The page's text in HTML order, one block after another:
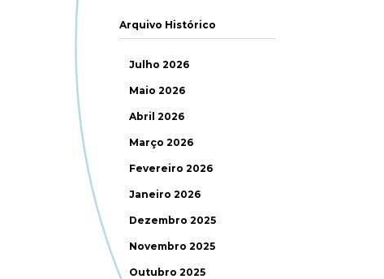
Arquivo Histórico
Julho 2026
Maio 2026
Abril 2026
Março 2026
Fevereiro 2026
Janeiro 2026
Dezembro 2025
Novembro 2025
Outubro 2025